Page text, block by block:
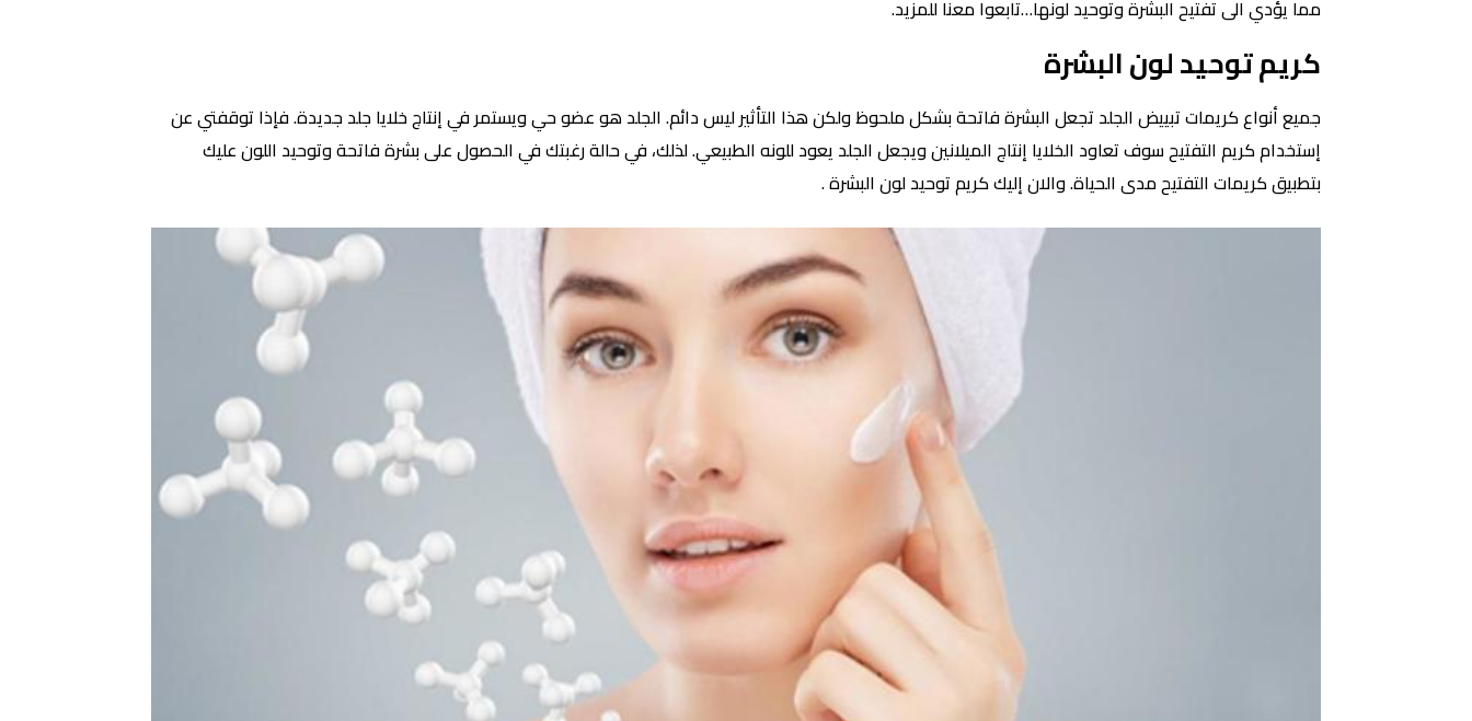
مما يؤدي الى تفتيح البشرة وتوحيد لونها…تابعوا معنا للمزيد.
كريم توحيد لون البشرة
جميع أنواع كريمات تبييض الجلد تجعل البشرة فاتحة بشكل ملحوظ ولكن هذا التأثير ليس دائم. الجلد هو عضو حي ويستمر في إنتاج خلايا جلد جديدة. فإذا توقفتي عن
إستخدام كريم التفتيح سوف تعاود الخلايا إنتاج الميلانين ويجعل الجلد يعود للونه الطبيعي. لذلك، في حالة رغبتك في الحصول على بشرة فاتحة وتوحيد اللون عليك
بتطبيق كريمات التفتيح مدى الحياة. والان إليك كريم توحيد لون البشرة .